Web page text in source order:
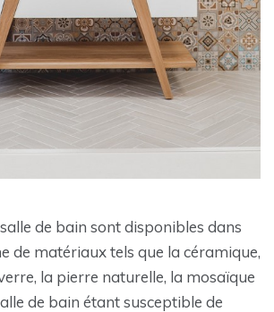
de bain sont disponibles dans
de matériaux tels que la céramique,
la pierre naturelle, la mosaïque
de bain étant susceptible de